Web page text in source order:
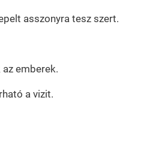
asszonyra tesz szert.
emberek.
a vizit.